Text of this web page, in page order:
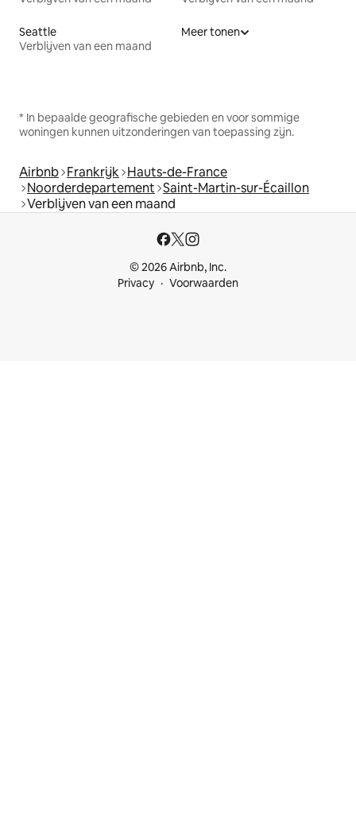
Seattle
Verblijven van een maand
Meer tonen
* In bepaalde geografische gebieden en voor sommige
woningen kunnen uitzonderingen van toepassing zijn.
Airbnb Frankrijk Hauts-de-France
Noorderdepartement Saint-Martin-sur-Écaillon
Verblijven van een maand
© 2026 Airbnb, Inc.
Privacy
Voorwaarden